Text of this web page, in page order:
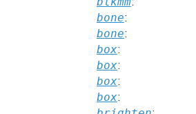
bone:
bone:
box:
box:
box:
box: